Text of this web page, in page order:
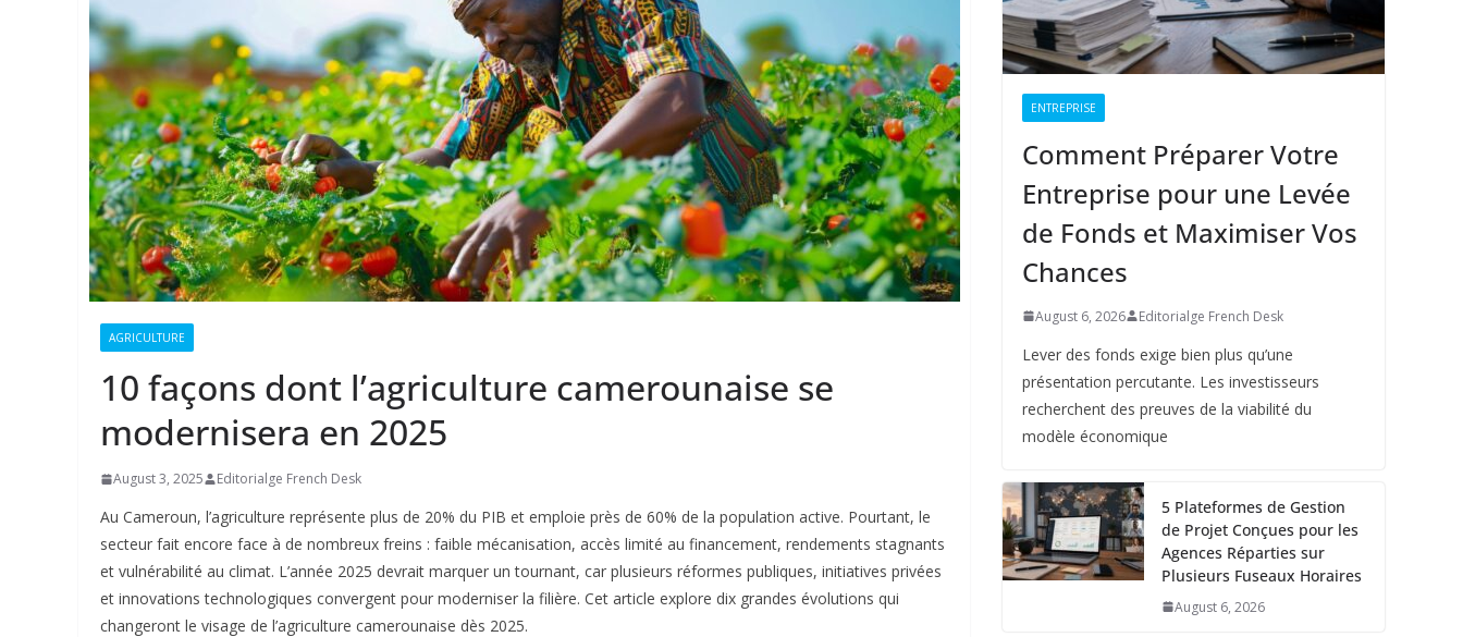
AGRICULTURE
10 façons dont l’agriculture camerounaise se
modernisera en 2025
August 3, 2025 Editorialge French Desk
Au Cameroun, l’agriculture représente plus de 20% du PIB et emploie près de 60% de la population active. Pourtant, le
secteur fait encore face à de nombreux freins : faible mécanisation, accès limité au financement, rendements stagnants
et vulnérabilité au climat. L’année 2025 devrait marquer un tournant, car plusieurs réformes publiques, initiatives privées
et innovations technologiques convergent pour moderniser la filière. Cet article explore dix grandes évolutions qui
changeront le visage de l’agriculture camerounaise dès 2025.
ENTREPRISE
Comment Préparer Votre
Entreprise pour une Levée
de Fonds et Maximiser Vos
Chances
August 6, 2026 Editorialge French Desk
Lever des fonds exige bien plus qu’une
présentation percutante. Les investisseurs
recherchent des preuves de la viabilité du
modèle économique
5 Plateformes de Gestion
de Projet Conçues pour les
Agences Réparties sur
Plusieurs Fuseaux Horaires
August 6, 2026